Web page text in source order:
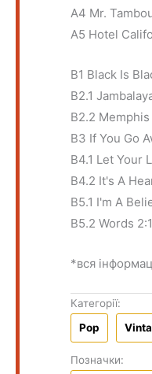
A4 Mr.
A5 Hotel
B1 Black Is
B2.1
B2.2
B3 If You Go
B4.1 Let Your
B4.2 It's A
B5.1 I'm A
B5.2 Words
*вся
Категорії:
Pop
Позначки: